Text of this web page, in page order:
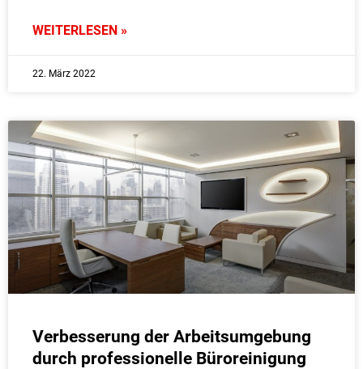
WEITERLESEN »
22. März 2022
Verbesserung der Arbeitsumgebung
durch professionelle Büroreinigung